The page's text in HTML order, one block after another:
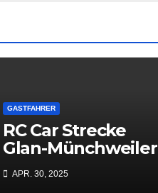
GASTFAHRER
RC Car Strecke
Glan-Münchweiler
66907
APR. 30, 2025